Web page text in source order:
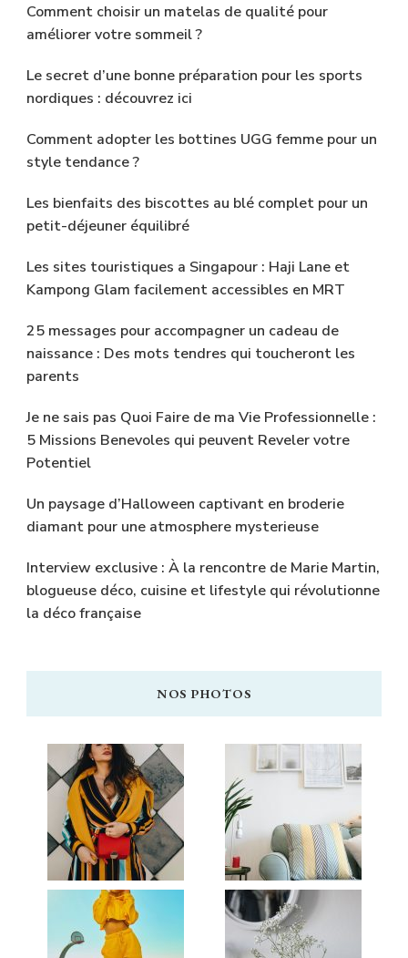
Comment choisir un matelas de qualité pour
améliorer votre sommeil ?
Le secret d’une bonne préparation pour les sports
nordiques : découvrez ici
Comment adopter les bottines UGG femme pour un
style tendance ?
Les bienfaits des biscottes au blé complet pour un
petit-déjeuner équilibré
Les sites touristiques a Singapour : Haji Lane et
Kampong Glam facilement accessibles en MRT
25 messages pour accompagner un cadeau de
naissance : Des mots tendres qui toucheront les
parents
Je ne sais pas Quoi Faire de ma Vie Professionnelle :
5 Missions Benevoles qui peuvent Reveler votre
Potentiel
Un paysage d’Halloween captivant en broderie
diamant pour une atmosphere mysterieuse
Interview exclusive : À la rencontre de Marie Martin,
blogueuse déco, cuisine et lifestyle qui révolutionne
la déco française
NOS PHOTOS